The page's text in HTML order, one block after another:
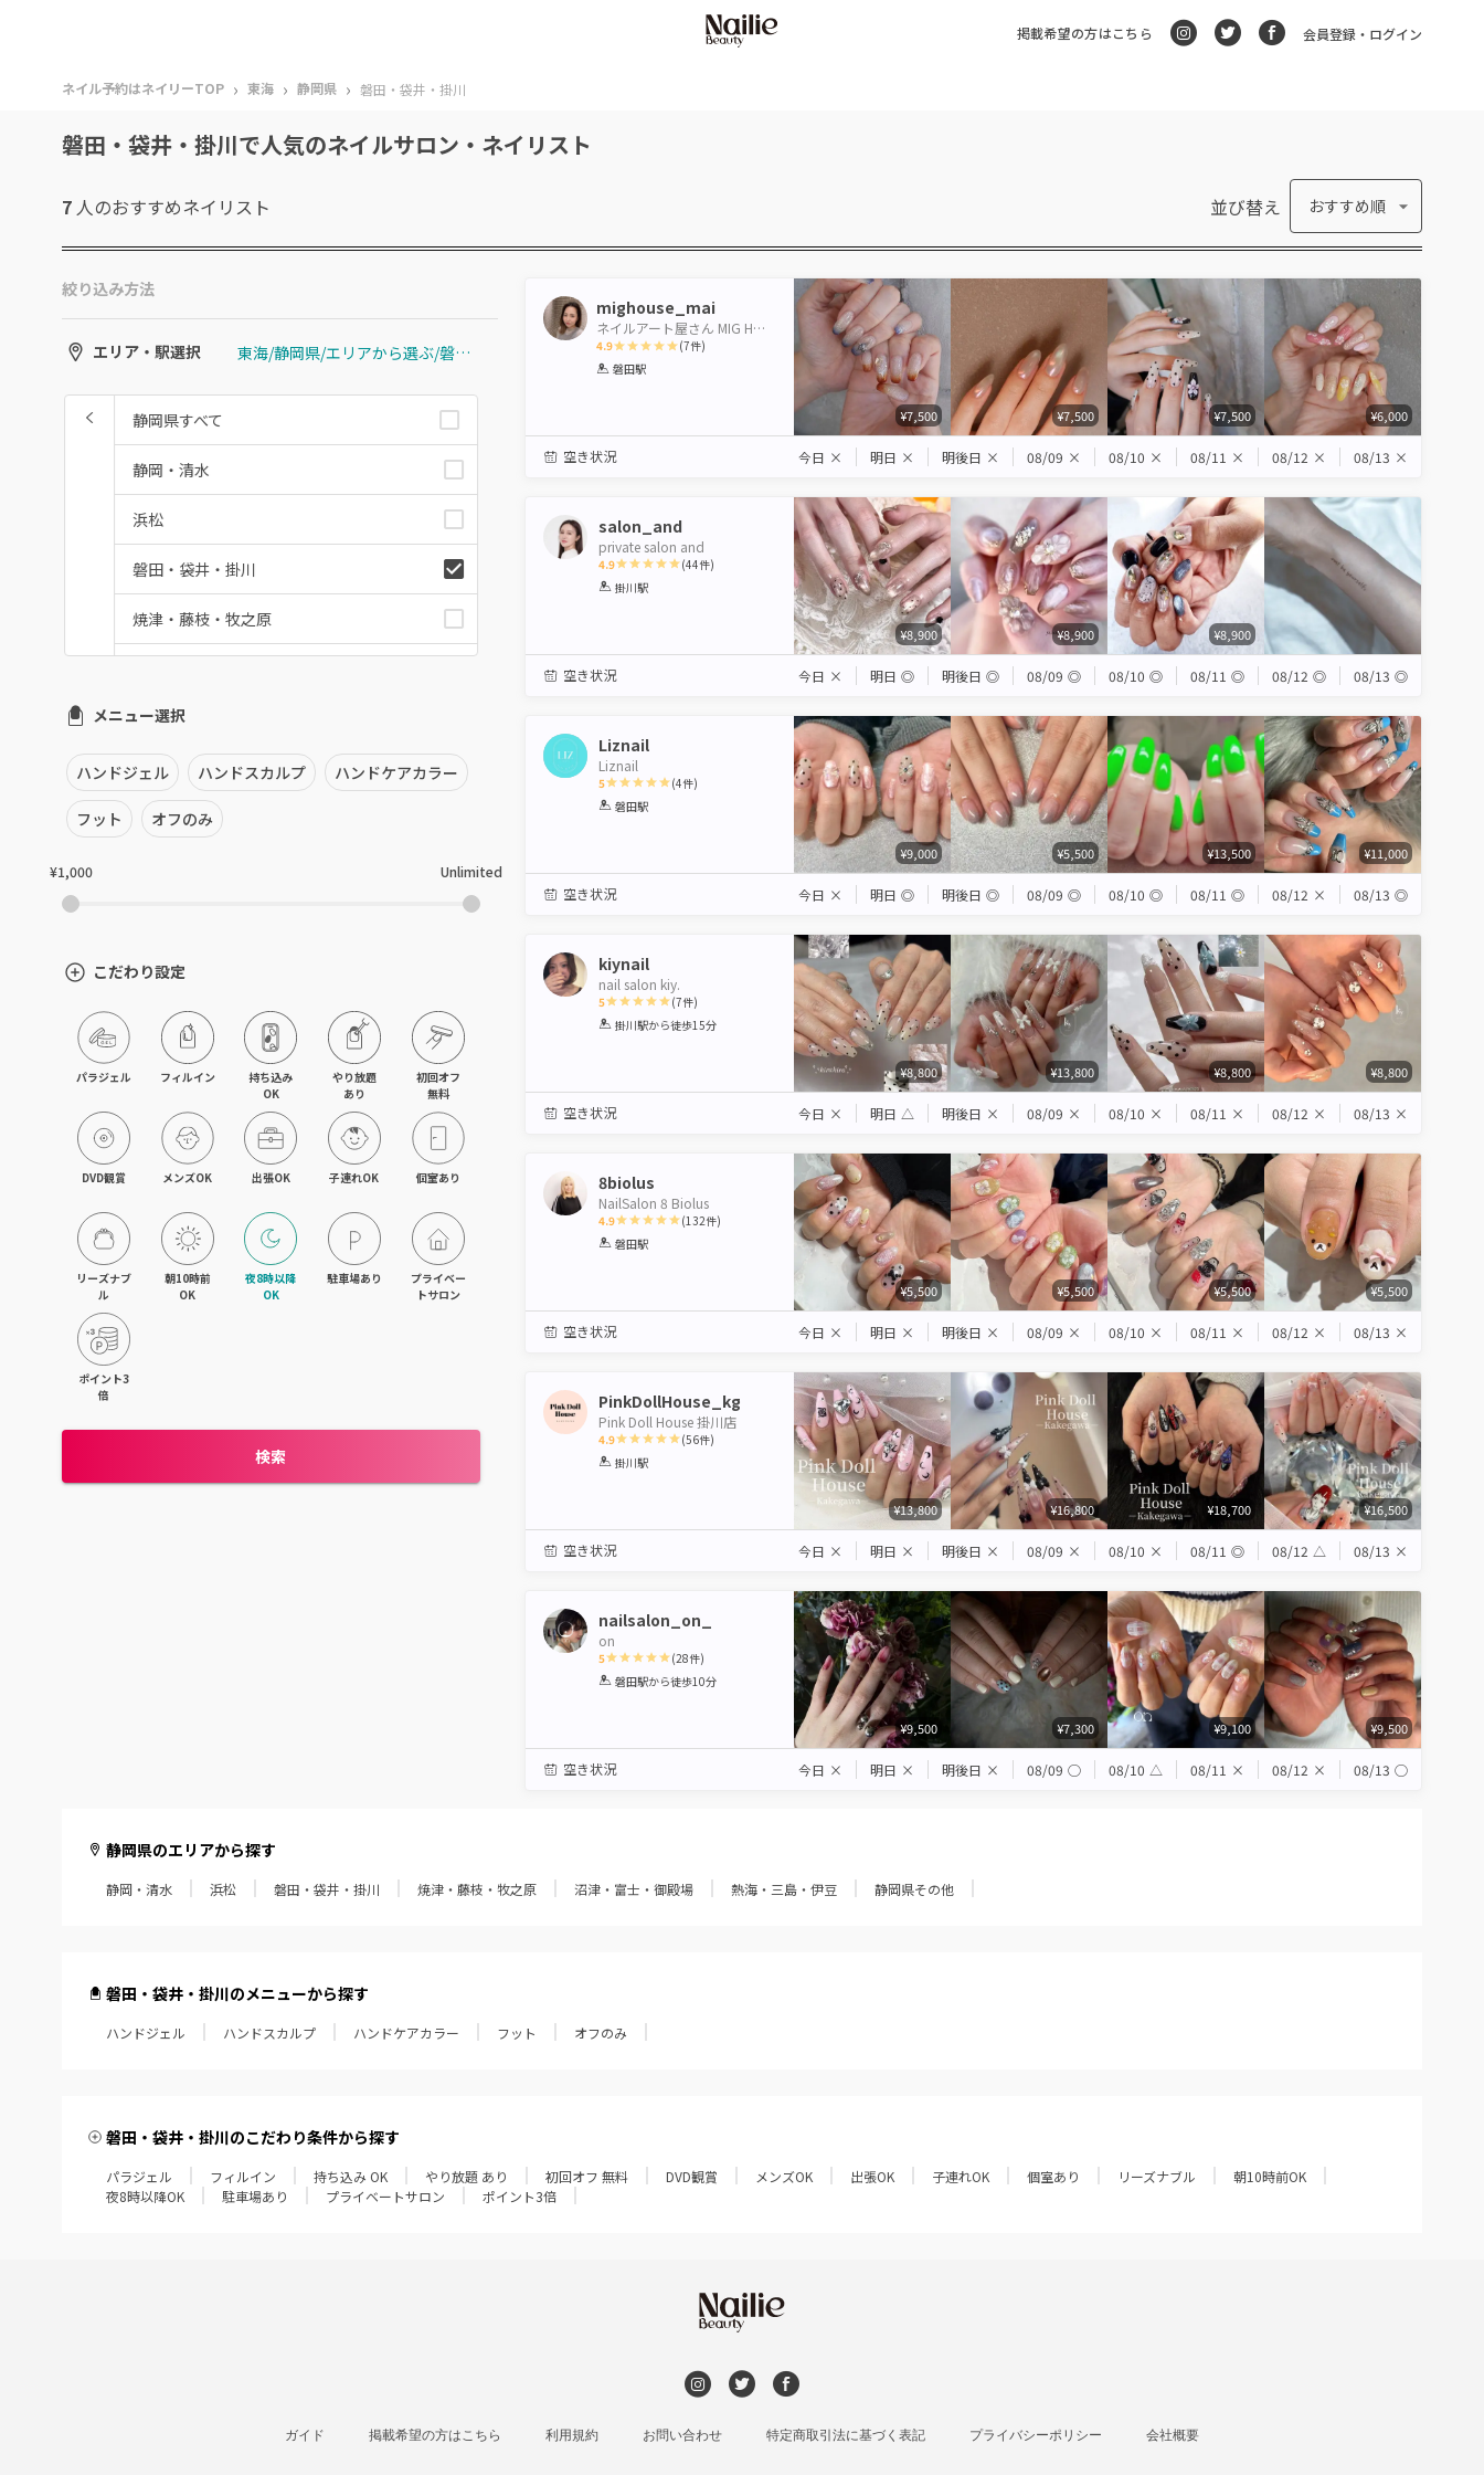
掲載希望の方はこちら 会員登録・ログイン
ネイル予約はネイリーTOP › 東海 › 静岡県 › 磐田・袋井・掛川
磐田・袋井・掛川で人気のネイルサロン・ネイリスト
7 人のおすすめネイリスト 並び替え おすすめ順
絞り込み方法
エリア・駅選択 東海/静岡県/エリアから選ぶ/磐田・袋井・掛川
静岡県すべて
静岡・清水
浜松
磐田・袋井・掛川
焼津・藤枝・牧之原
熱海・三島・伊豆
静岡県その他
メニュー選択
ハンドジェル ハンドスカルプ ハンドケアカラー
フット オフのみ
¥1,000 Unlimited
こだわり設定
パラジェル フィルイン
持ち込み
OK
やり放題
あり
初回オフ
無料
DVD観賞 メンズOK 出張OK 子連れOK 個室あり
リーズナブ
ル
朝10時前
OK
夜8時以降
OK
駐車場あり
プライベー
トサロン
ポイント3
倍
検索
mighouse_mai
ネイルアート屋さん MIG HOUSE
4.9
1 2 3
(7件)
磐田駅
¥7,500 ¥7,500 ¥7,500 ¥6,000
空き状況 今日 × 明日 × 明後日 × 08/09 × 08/10 × 08/11 × 08/12 × 08/13 ×
salon_and
private salon and
4.9
1 2 3
(44件)
掛川駅
¥8,900 ¥8,900 ¥8,900
空き状況 今日 × 明日 ◎ 明後日 ◎ 08/09 ◎ 08/10 ◎ 08/11 ◎ 08/12 ◎ 08/13 ◎
Liznail
Liznail
5
1 2 3 4
(4件)
磐田駅
¥9,000 ¥5,500 ¥13,500 ¥11,000
空き状況 今日 × 明日 ◎ 明後日 ◎ 08/09 ◎ 08/10 ◎ 08/11 ◎ 08/12 × 08/13 ◎
kiynail
nail salon kiy.
5
1 2 3 4 5
(7件)
掛川駅から徒歩15分
¥8,800 ¥13,800 ¥8,800 ¥8,800
空き状況 今日 × 明日 △ 明後日 × 08/09 × 08/10 × 08/11 × 08/12 × 08/13 ×
8biolus
NailSalon 8 Biolus
4.9
1 2 3
(132件)
磐田駅
¥5,500 ¥5,500 ¥5,500 ¥5,500
空き状況 今日 × 明日 × 明後日 × 08/09 × 08/10 × 08/11 × 08/12 × 08/13 ×
PinkDollHouse_kg
Pink Doll House 掛川店
4.9
1 2 3
(56件)
掛川駅
¥13,800 ¥16,800 ¥18,700 ¥16,500
空き状況 今日 × 明日 × 明後日 × 08/09 × 08/10 × 08/11 ◎ 08/12 △ 08/13 ×
nailsalon_on_
on
5
1 2 3 4 5
(28件)
磐田駅から徒歩10分
¥9,500 ¥7,300 ¥9,100 ¥9,500
空き状況 今日 × 明日 × 明後日 × 08/09 ◯ 08/10 △ 08/11 × 08/12 × 08/13 ◯
静岡県のエリアから探す
静岡・清水 浜松 磐田・袋井・掛川 焼津・藤枝・牧之原 沼津・富士・御殿場 熱海・三島・伊豆 静岡県その他
磐田・袋井・掛川のメニューから探す
ハンドジェル ハンドスカルプ ハンドケアカラー フット オフのみ
磐田・袋井・掛川のこだわり条件から探す
パラジェル フィルイン 持ち込み OK やり放題 あり 初回オフ 無料 DVD観賞 メンズOK 出張OK 子連れOK 個室あり リーズナブル
朝10時前OK
夜8時以降OK
駐車場あり プライベートサロン ポイント3倍
ガイド 掲載希望の方はこちら 利用規約 お問い合わせ 特定商取引法に基づく表記 プライバシーポリシー 会社概要